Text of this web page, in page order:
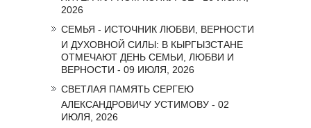
2026
СЕМЬЯ - ИСТОЧНИК ЛЮБВИ, ВЕРНОСТИ
И ДУХОВНОЙ СИЛЫ: В КЫРГЫЗСТАНЕ
ОТМЕЧАЮТ ДЕНЬ СЕМЬИ, ЛЮБВИ И
ВЕРНОСТИ - 09 ИЮЛЯ, 2026
СВЕТЛАЯ ПАМЯТЬ СЕРГЕЮ
АЛЕКСАНДРОВИЧУ УСТИМОВУ - 02
ИЮЛЯ, 2026